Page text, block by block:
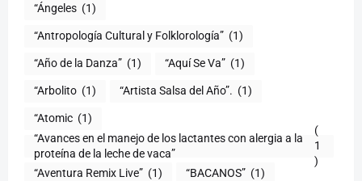
“Ángeles (1)
“Antropología Cultural y Folklorología” (1)
“Año de la Danza” (1) “Aquí Se Va” (1)
“Arbolito (1) “Artista Salsa del Año”. (1)
“Atomic (1)
“Avances en el manejo de los lactantes con alergia a la
proteína de la leche de vaca”
(
1
)
“Aventura Remix Live” (1) “BACANOS” (1)